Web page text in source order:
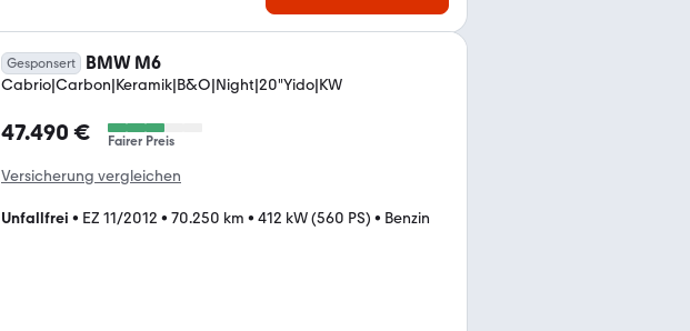
Gesponsert BMW M6
Cabrio|Carbon|Keramik|B&O|Night|20"Yido|KW
47.490 € Fairer Preis
Versicherung vergleichen
Unfallfrei • EZ 11/2012 • 70.250 km • 412 kW (560 PS) • Benzin